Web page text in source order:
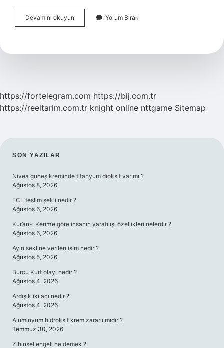
Devamını okuyun
Kullanılan
Yorum Bırak
https://fortelegram.com https://bij.com.tr
https://reeltarim.com.tr knight online nttgame Sitemap
SIDEBAR
SON YAZILAR
Nivea güneş kreminde titanyum dioksit var mı ?
Ağustos 8, 2026
FCL teslim şekli nedir ?
Ağustos 6, 2026
Kur’an-ı Kerim’e göre insanın yaratılışı özellikleri nelerdir ?
Ağustos 6, 2026
Ayın sekline verilen isim nedir ?
Ağustos 5, 2026
Burcu Kurt olayı nedir ?
Ağustos 4, 2026
Ardışık iki açı nedir ?
Ağustos 4, 2026
Alüminyum hidroksit krem zararlı mıdır ?
Temmuz 30, 2026
Zihinsel engeli ne demek ?